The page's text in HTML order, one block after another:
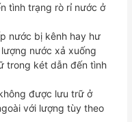
tình trạng rò rỉ nước ở
nước bị kênh hay hư
nước xả xuống
trong két dẫn đến tình
được lưu trữ ở
với lượng tùy theo